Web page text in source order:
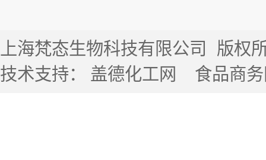
上海梵态生物科技有限公司
版权
技术支持： 盖德化工网 食品商